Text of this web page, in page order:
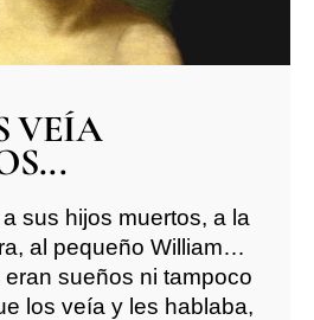
VEÍA
sus hijos muertos, a la
al pequeño William…
sueños ni tampoco
los veía y les hablaba,